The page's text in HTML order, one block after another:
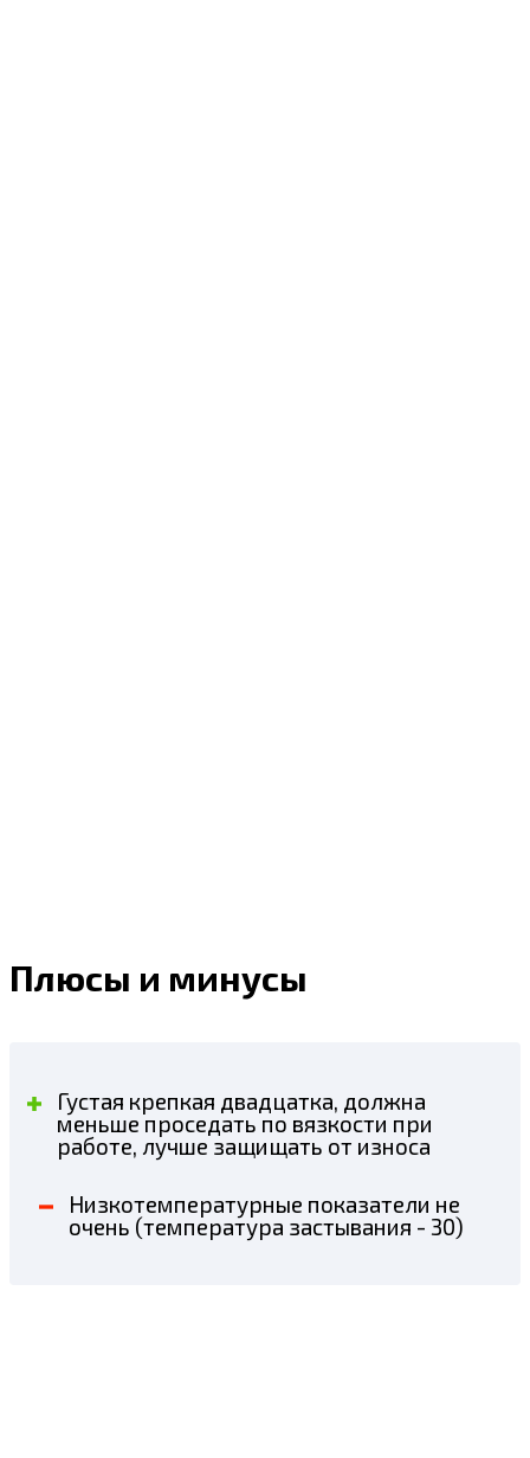
Плюсы и минусы
Густая крепкая двадцатка, должна
меньше проседать по вязкости при
работе, лучше защищать от износа
Низкотемпературные показатели не
очень (температура застывания - 30)